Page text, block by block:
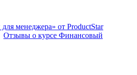
менеджера» от ProductStar
Отзывы о курсе Финансовый